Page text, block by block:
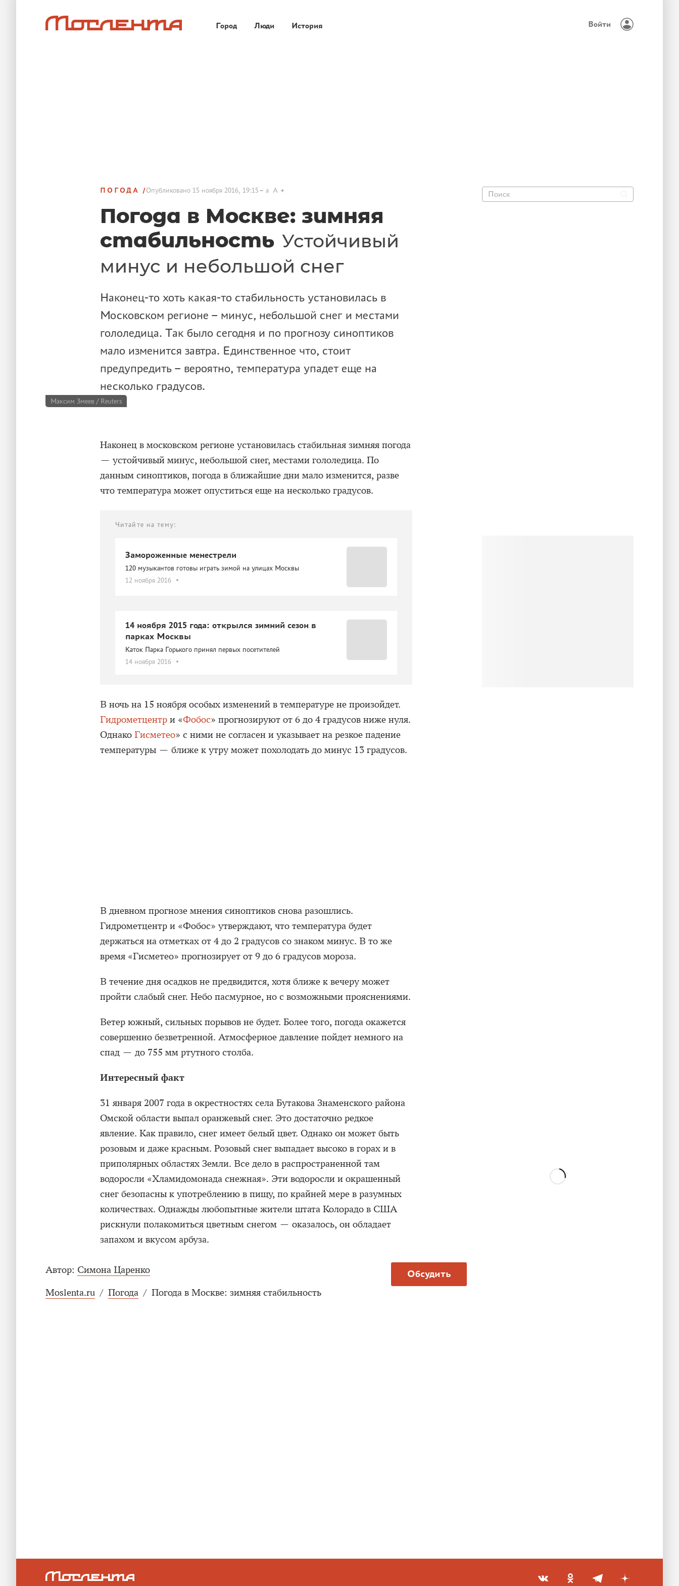
Город Люди История Войти
ПОГОДА Опубликовано15 ноября 2016, 19:15 a A
Погода в Москве: зимняя
стабильность Устойчивый
минус и небольшой снег
Наконец-то хоть какая-то стабильность установилась в
Московском регионе – минус, небольшой снег и местами
гололедица. Так было сегодня и по прогнозу синоптиков
мало изменится завтра. Единственное что, стоит
предупредить – вероятно, температура упадет еще на
несколько градусов.
Максим Змеев / Reuters
Наконец в московском регионе установилась стабильная зимняя погода
— устойчивый минус, небольшой снег, местами гололедица. По
данным синоптиков, погода в ближайшие дни мало изменится, разве
что температура может опуститься еще на несколько градусов.
Читайте на тему:
Замороженные менестрели
120 музыкантов готовы играть зимой на улицах Москвы
12 ноября 2016
14 ноября 2015 года: открылся зимний сезон в
парках Москвы
Каток Парка Горького принял первых посетителей
14 ноября 2016
В ночь на 15 ноября особых изменений в температуре не произойдет.
Гидрометцентр и «Фобос» прогнозируют от 6 до 4 градусов ниже нуля.
Однако Гисметео» с ними не согласен и указывает на резкое падение
температуры — ближе к утру может похолодать до минус 13 градусов.
В дневном прогнозе мнения синоптиков снова разошлись.
Гидрометцентр и «Фобос» утверждают, что температура будет
держаться на отметках от 4 до 2 градусов со знаком минус. В то же
время «Гисметео» прогнозирует от 9 до 6 градусов мороза.
В течение дня осадков не предвидится, хотя ближе к вечеру может
пройти слабый снег. Небо пасмурное, но с возможными прояснениями.
Ветер южный, сильных порывов не будет. Более того, погода окажется
совершенно безветренной. Атмосферное давление пойдет немного на
спад — до 755 мм ртутного столба.
Интересный факт
31 января 2007 года в окрестностях села Бутакова Знаменского района
Омской области выпал оранжевый снег. Это достаточно редкое
явление. Как правило, снег имеет белый цвет. Однако он может быть
розовым и даже красным. Розовый снег выпадает высоко в горах и в
приполярных областях Земли. Все дело в распространенной там
водоросли «Хламидомонада снежная». Эти водоросли и окрашенный
снег безопасны к употреблению в пищу, по крайней мере в разумных
количествах. Однажды любопытные жители штата Колорадо в США
рискнули полакомиться цветным снегом — оказалось, он обладает
запахом и вкусом арбуза.
Обсудить
Автор: Симона Царенко
Moslenta.ru / Погода / Погода в Москве: зимняя стабильность